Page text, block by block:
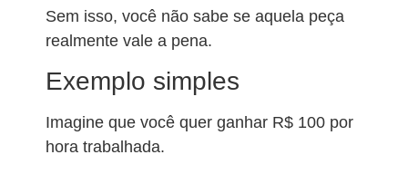
Sem isso, você não sabe se aquela peça
realmente vale a pena.
Exemplo simples
Imagine que você quer ganhar R$ 100 por
hora trabalhada.